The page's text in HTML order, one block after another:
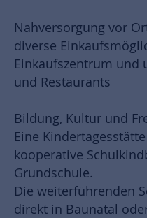
Nahversorgung vor
diverse
Einkaufszentrum und
und Restaurants
Bildung, Kultur und
Eine
kooperative
Grundschule.
Die weiterführenden
direkt in Baunatal